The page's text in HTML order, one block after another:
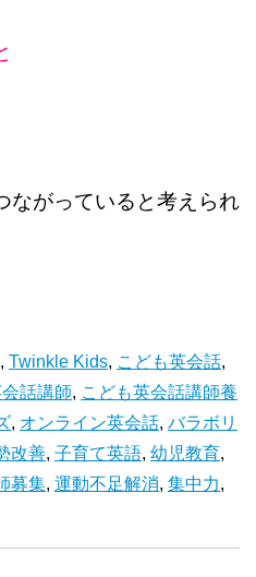
ながっていると考えられ
, Twinkle Kids, こども英会話,
話講師, こども英会話講師養
, オンライン英会話, バラボリ
改善, 子育て英語, 幼児教育,
募集, 運動不足解消, 集中力,